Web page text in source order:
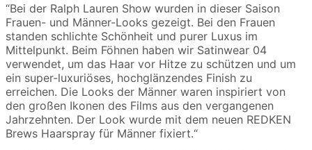
“Bei der Ralph Lauren Show wurden in dieser Saison
Frauen- und Männer-Looks gezeigt. Bei den Frauen
standen schlichte Schönheit und purer Luxus im
Mittelpunkt. Beim Föhnen haben wir Satinwear 04
verwendet, um das Haar vor Hitze zu schützen und um
ein super-luxuriöses, hochglänzendes Finish zu
erreichen. Die Looks der Männer waren inspiriert von
den großen Ikonen des Films aus den vergangenen
Jahrzehnten. Der Look wurde mit dem neuen REDKEN
Brews Haarspray für Männer fixiert.“